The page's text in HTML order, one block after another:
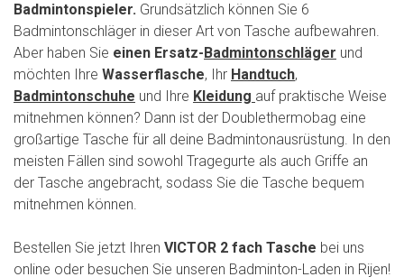
Badmintonspieler. Grundsätzlich können Sie 6
Badmintonschläger in dieser Art von Tasche aufbewahren.
Aber haben Sie einen Ersatz-Badmintonschläger und
möchten Ihre Wasserflasche, Ihr Handtuch,
Badmintonschuhe und Ihre Kleidung auf praktische Weise
mitnehmen können? Dann ist der Doublethermobag eine
großartige Tasche für all deine Badmintonausrüstung. In den
meisten Fällen sind sowohl Tragegurte als auch Griffe an
der Tasche angebracht, sodass Sie die Tasche bequem
mitnehmen können.
Bestellen Sie jetzt Ihren VICTOR 2 fach Tasche bei uns
online oder besuchen Sie unseren Badminton-Laden in Rijen!